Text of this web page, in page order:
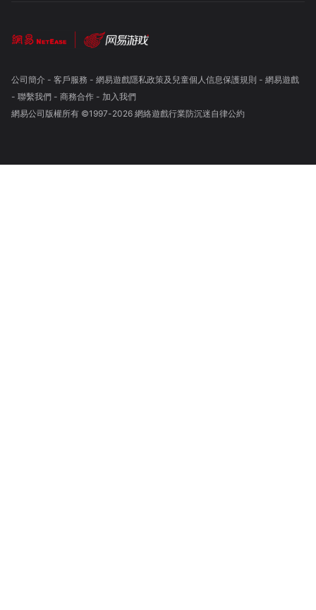
公司簡介- 客戶服務 - 網易遊戲隱私政策及兒童個人信息保護規則 - 網易遊戲
- 聯繫我們- 商務合作- 加入我們
網易公司版權所有 ©1997-2026 網絡遊戲行業防沉迷自律公約